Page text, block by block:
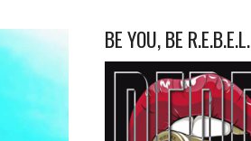
BE YOU, BE R.E.B.E.L.